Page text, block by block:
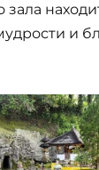
зала
и